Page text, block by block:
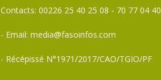
Contacts: 00226 25 40 25 08 - 70 77 04 40
- Email: media@fasoinfos.com
- Récépissé N°1971/2017/CAO/TGIO/PF